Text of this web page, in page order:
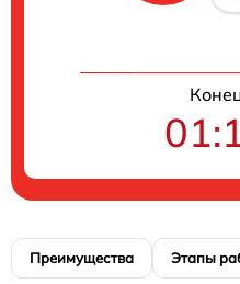
Преимущества Этапы